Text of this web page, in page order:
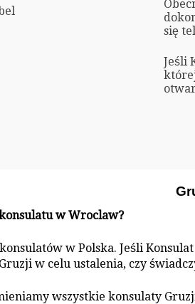
się
Jeśli
w Wroclaw?
w Polska. Jeśli
w celu ustalenia, czy
wszystkie konsulaty